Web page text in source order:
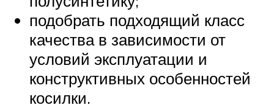
подобрать подходящий класс
качества в зависимости от
условий эксплуатации и
конструктивных особенностей
косилки.